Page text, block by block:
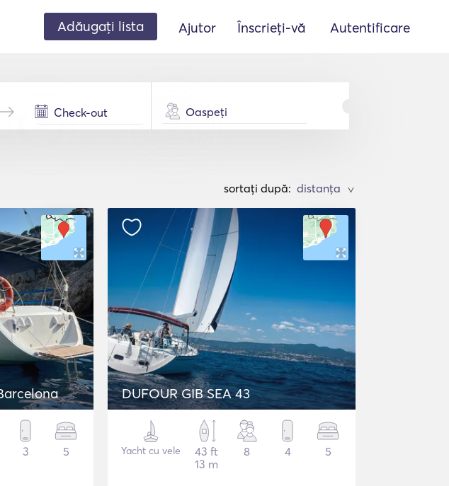
Adăugați lista Ajutor Înscrieți-vă Autentificare
Oaspeți
sortați după: >
3 5
DUFOUR GIB SEA 43
Yacht cu vele
43 ft
13 m
8 4 5